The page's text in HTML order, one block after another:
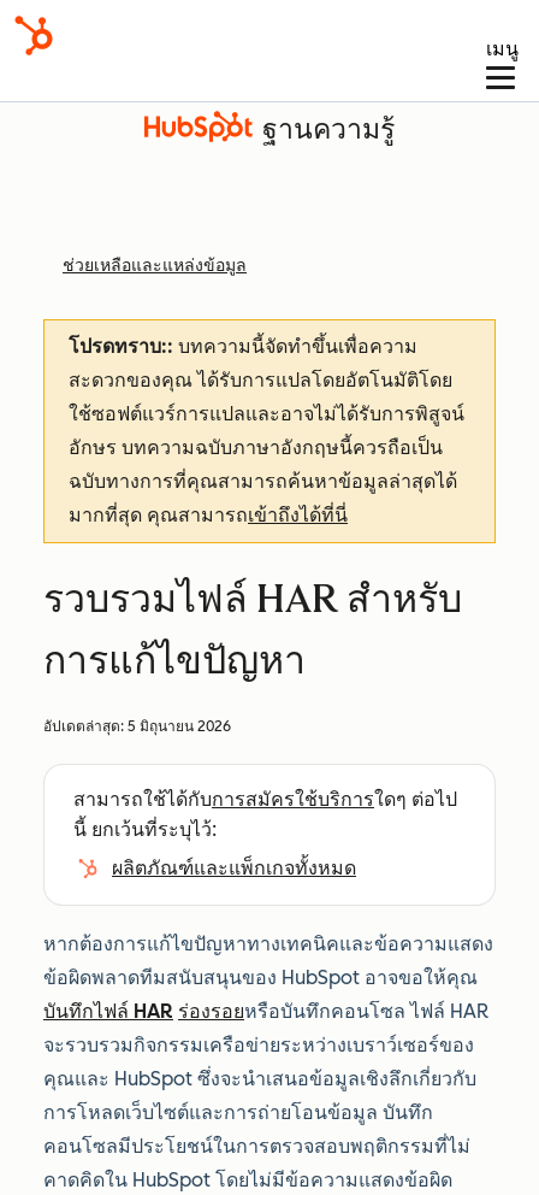
เมนู
ฐานความรู้
ช่วยเหลือและแหล่งข้อมูล
โปรดทราบ:: บทความนี้จัดทำขึ้นเพื่อความ
สะดวกของคุณได้รับการแปลโดยอัตโนมัติโดย
ใช้ซอฟต์แวร์การแปลและอาจไม่ได้รับการพิสูจน์
อักษร บทความฉบับภาษาอังกฤษนี้ควรถือเป็น
ฉบับทางการที่คุณสามารถค้นหาข้อมูลล่าสุดได้
มากที่สุด คุณสามารถเข้าถึงได้ที่นี่
รวบรวมไฟล์ HAR สำหรับ
การแก้ไขปัญหา
อัปเดตล่าสุด: 5 มิถุนายน 2026
สามารถใช้ได้กับการสมัครใช้บริการใดๆ ต่อไป
นี้ ยกเว้นที่ระบุไว้:
ผลิตภัณฑ์และแพ็กเกจทั้งหมด
หากต้องการแก้ไขปัญหาทางเทคนิคและข้อความแสดง
ข้อผิดพลาดทีมสนับสนุนของ HubSpot อาจขอให้คุณ
บันทึกไฟล์ HAR ร่องรอยหรือบันทึกคอนโซล ไฟล์ HAR
จะรวบรวมกิจกรรมเครือข่ายระหว่างเบราว์เซอร์ของ
คุณและ HubSpot ซึ่งจะนำเสนอข้อมูลเชิงลึกเกี่ยวกับ
การโหลดเว็บไซต์และการถ่ายโอนข้อมูล บันทึก
คอนโซลมีประโยชน์ในการตรวจสอบพฤติกรรมที่ไม่
คาดคิดใน HubSpot โดยไม่มีข้อความแสดงข้อผิด